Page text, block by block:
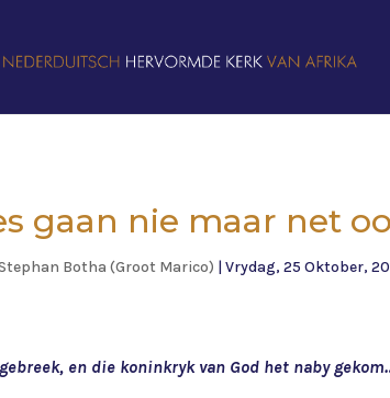
gaan nie maar net
Botha (Groot Marico) |Vrydag, 25 Oktober,
en die koninkryk van God het naby